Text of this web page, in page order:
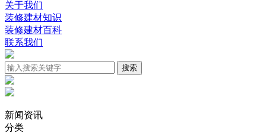
关于我们
装修建材知识
装修建材百科
联系我们
新闻资讯
分类